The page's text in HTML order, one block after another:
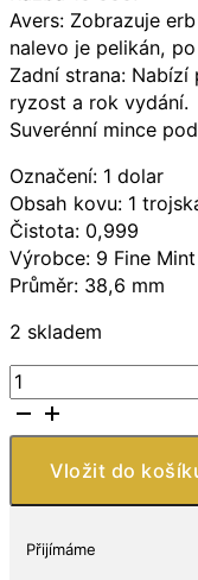
Avers: Zobrazuje
nalevo je pelikán,
Zadní strana: Nabízí
ryzost a rok vydání.
Suverénní mince
Označení: 1 dolar
Obsah kovu: 1
Čistota: 0,999
Výrobce: 9 Fine Mint
Průměr: 38,6 mm
2 skladem
9Fine
Mint
Caribbean
Pelikán
1
Oz
Vložit do
Přijímáme